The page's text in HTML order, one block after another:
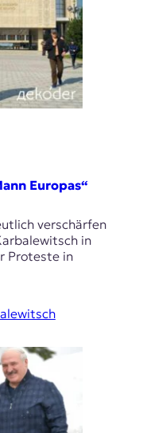
Europas“
verschärfen
in
Proteste in